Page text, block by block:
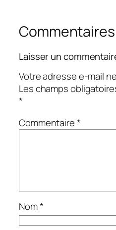
Commentaires
Laisser un
Votre adresse e-mail
Les champs
*
Commentaire*
Nom*